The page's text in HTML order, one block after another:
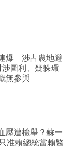
爆 涉占農地避
圖利、疑躲環
無參與
壓遭檢舉？蘇一
准賴總統當賴醫